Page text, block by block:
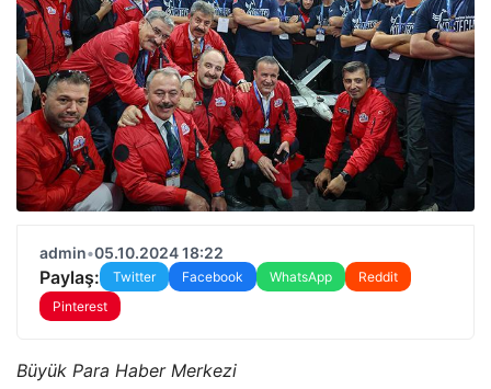
admin•05.10.2024 18:22
Paylaş: Twitter Facebook WhatsApp
Reddit
Pinterest
Büyük Para Haber Merkezi